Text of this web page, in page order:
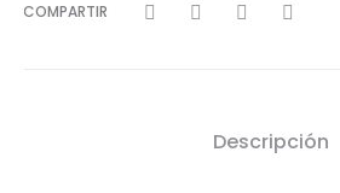
COMPARTIR
Descripción